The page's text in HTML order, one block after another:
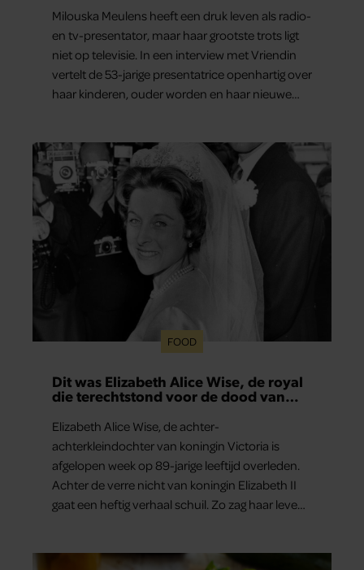
Milouska Meulens heeft een druk leven als radio-
en tv-presentator, maar haar grootste trots ligt
niet op televisie. In een interview met Vriendin
vertelt de 53-jarige presentatrice openhartig over
haar kinderen, ouder worden en haar nieuwe
dag het meest bezighouden.
FOOD
Dit was Elizabeth Alice Wise, de royal
die terechtstond voor de dood van
Elizabeth Alice Wise, de achter-
achterkleindochter van koningin Victoria is
afgelopen week op 89-jarige leeftijd overleden.
Achter de verre nicht van koningin Elizabeth II
gaat een heftig verhaal schuil. Zo zag haar leven